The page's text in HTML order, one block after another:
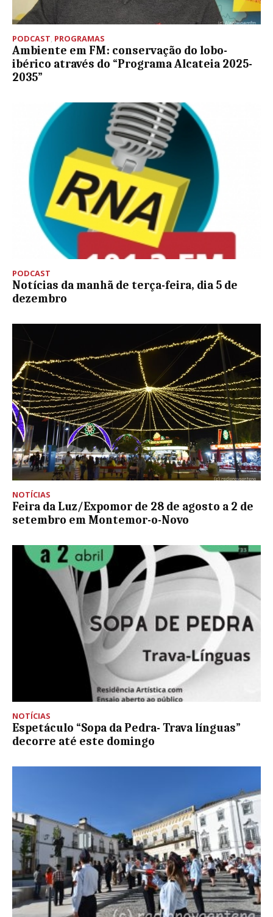
PODCAST, PROGRAMAS
Ambiente em FM: conservação do lobo-
ibérico através do “Programa Alcateia 2025-
2035”
PODCAST
Notícias da manhã de terça-feira, dia 5 de
dezembro
NOTÍCIAS
Feira da Luz/Expomor de 28 de agosto a 2 de
setembro em Montemor-o-Novo
NOTÍCIAS
Espetáculo “Sopa da Pedra- Trava línguas”
decorre até este domingo